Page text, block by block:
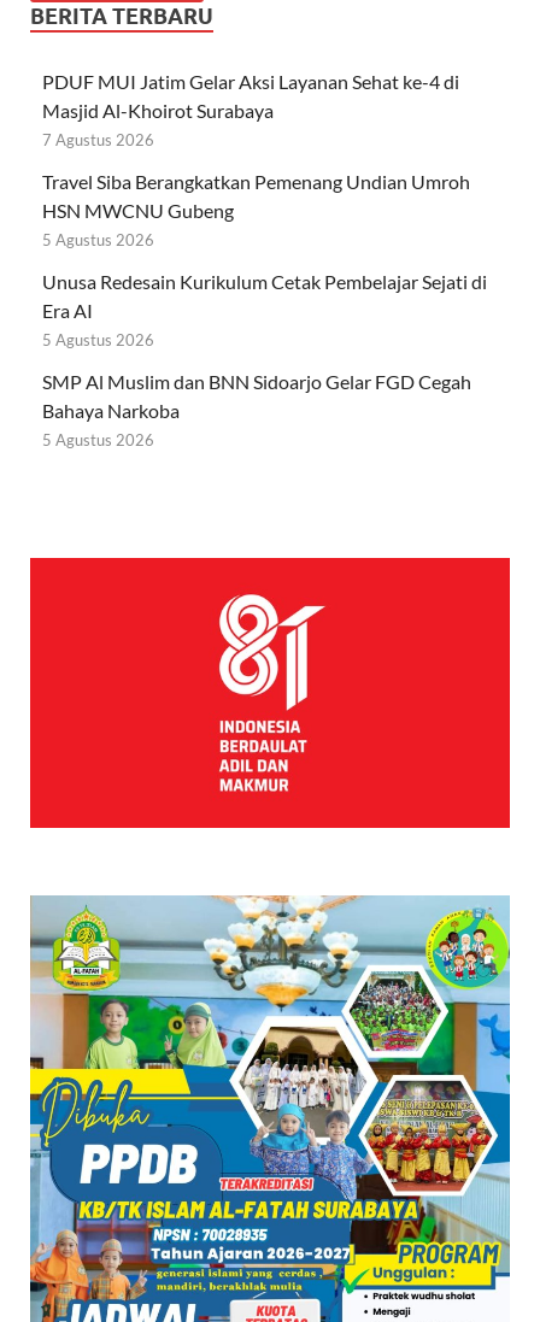
BERITA TERBARU
PDUF MUI Jatim Gelar Aksi Layanan Sehat ke-4 di
Masjid Al-Khoirot Surabaya
7 Agustus 2026
Travel Siba Berangkatkan Pemenang Undian Umroh
HSN MWCNU Gubeng
5 Agustus 2026
Unusa Redesain Kurikulum Cetak Pembelajar Sejati di
Era AI
5 Agustus 2026
SMP Al Muslim dan BNN Sidoarjo Gelar FGD Cegah
Bahaya Narkoba
5 Agustus 2026